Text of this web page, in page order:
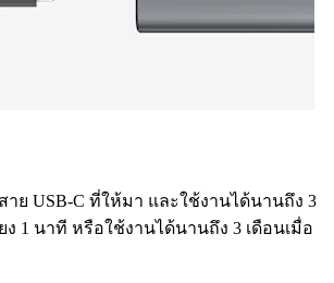
าย USB-C ที่ให้มา และใช้งานได้นานถึง 3
ง 1 นาที หรือใช้งานได้นานถึง 3 เดือนเมื่อ